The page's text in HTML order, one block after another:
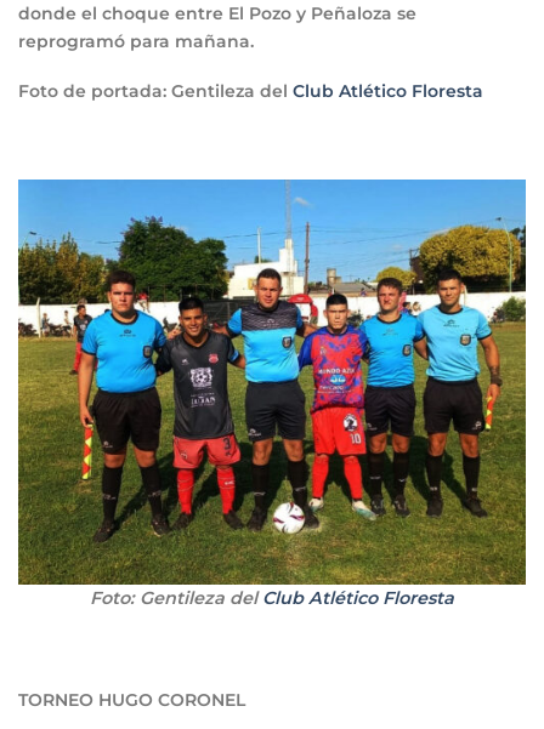
donde el choque entre El Pozo y Peñaloza se
reprogramó para mañana.
Foto de portada: Gentileza del Club Atlético Floresta
Foto: Gentileza delClub Atlético Floresta
TORNEO HUGO CORONEL